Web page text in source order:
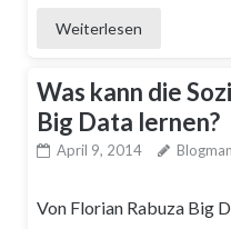
Weiterlesen
Was kann die
Big Data lernen?
April 9, 2014
Von Florian Rabuza Big